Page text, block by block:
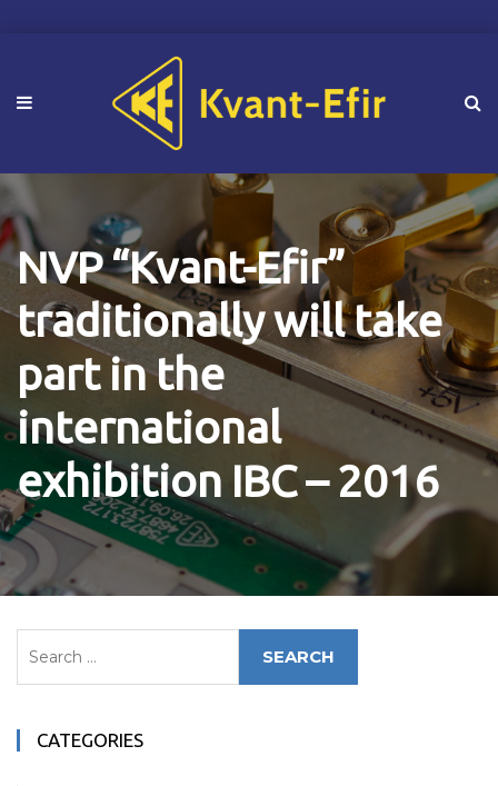
NVP “Kvant-Efir”
traditionally will take
part in the
international
exhibition IBC – 2016
for:
CATEGORIES